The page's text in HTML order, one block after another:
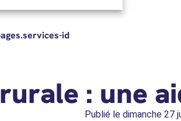
id
: une
Publié le dimanche 27